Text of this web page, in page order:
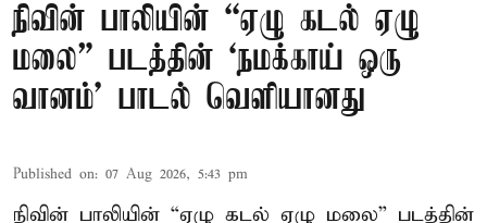
நிவின் பாலியின் “ஏழு கடல் ஏழு
மலை” படத்தின் ‘நமக்காய் ஒரு
வானம்’ பாடல் வெளியானது
Published on: 07 Aug 2026, 5:43 pm
நிவின் பாலியின் “ஏழு கடல் ஏழு மலை” படத்தின்